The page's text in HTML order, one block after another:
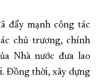
đẩy mạnh công tác
chủ trương, chính
Nhà nước đưa lao
Đồng thời, xây dựng